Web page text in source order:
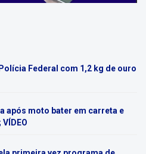
Federal com 1,2 kg de ouro
após moto bater em carreta e